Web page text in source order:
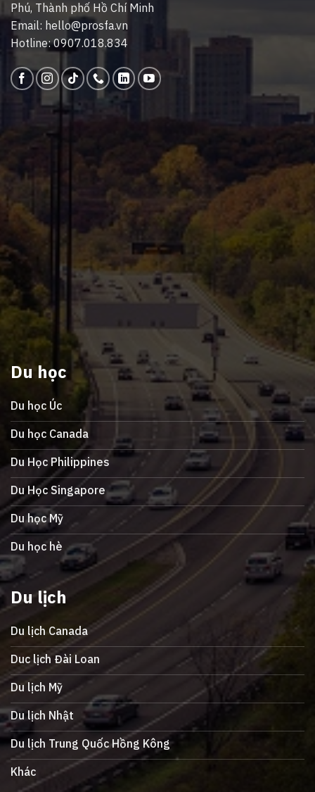
Phú, Thành phố Hồ Chí Minh
Email: hello@prosfa.vn
Hotline: 0907.018.834
Du học
Du học Úc
Du học Canada
Du Học Philippines
Du Học Singapore
Du học Mỹ
Du học hè
Du lịch
Du lịch Canada
Duc lịch Đài Loan
Du lịch Mỹ
Du lịch Nhật
Du lịch Trung Quốc Hồng Kông
Khác